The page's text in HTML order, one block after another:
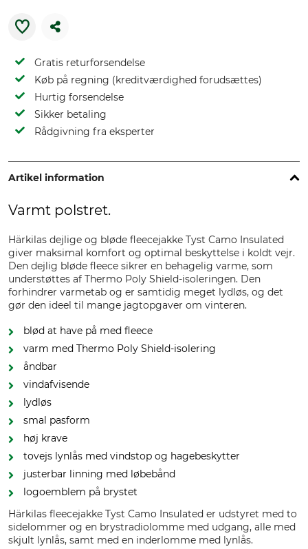
Gratis returforsendelse
Køb på regning (kreditværdighed forudsættes)
Hurtig forsendelse
Sikker betaling
Rådgivning fra eksperter
Artikel information
Varmt polstret.
Härkilas dejlige og bløde fleecejakke Tyst Camo Insulated
giver maksimal komfort og optimal beskyttelse i koldt vejr.
Den dejlig bløde fleece sikrer en behagelig varme, som
understøttes af Thermo Poly Shield-isoleringen. Den
forhindrer varmetab og er samtidig meget lydløs, og det
gør den ideel til mange jagtopgaver om vinteren.
blød at have på med fleece
varm med Thermo Poly Shield-isolering
åndbar
vindafvisende
lydløs
smal pasform
høj krave
tovejs lynlås med vindstop og hagebeskytter
justerbar linning med løbebånd
logoemblem på brystet
Härkilas fleecejakke Tyst Camo Insulated er udstyret med to
sidelommer og en brystradiolomme med udgang, alle med
skjult lynlås, samt med en inderlomme med lynlås.